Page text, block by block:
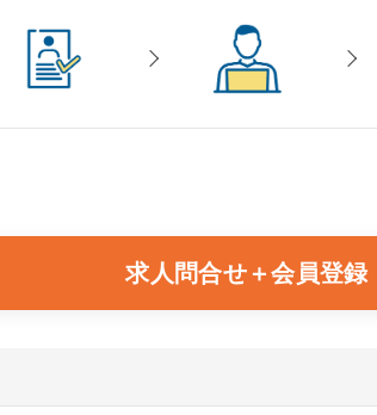
求人問合せ＋会員登録